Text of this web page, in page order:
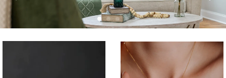
Tryck på ENTER för att söka